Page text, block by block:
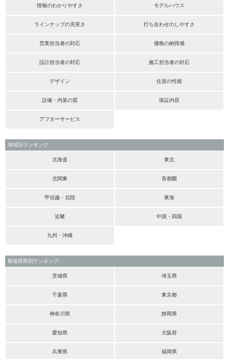
情報のわかりやすさ モデルハウス
ラインナップの充実さ 打ち合わせのしやすさ
営業担当者の対応 価格の納得感
設計担当者の対応 施工担当者の対応
デザイン 住居の性能
設備・内装の質 保証内容
アフターサービス
地域別ランキング
北海道 東北
北関東 首都圏
甲信越・北陸 東海
近畿 中国・四国
九州・沖縄
都道府県別ランキング
茨城県 埼玉県
千葉県 東京都
神奈川県 静岡県
愛知県 大阪府
兵庫県 福岡県